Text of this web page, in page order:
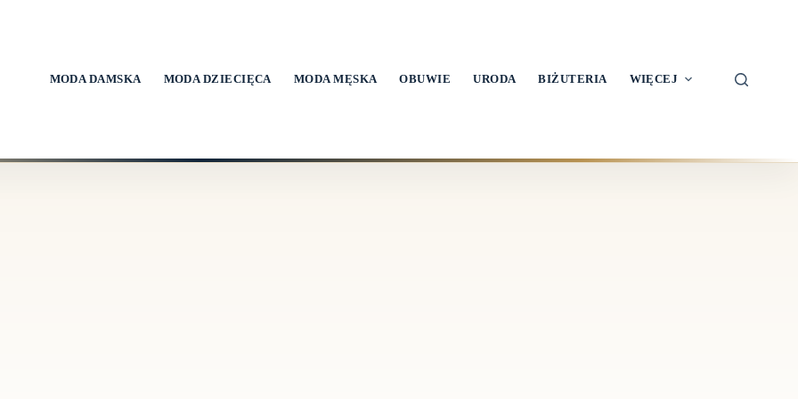
MODA DAMSKA MODA DZIECIĘCA MODA MĘSKA OBUWIE URODA BIŻUTERIA WIĘCEJ